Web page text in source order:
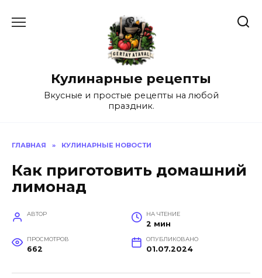
Кулинарные рецепты
Вкусные и простые рецепты на любой
праздник.
ГЛАВНАЯ » КУЛИНАРНЫЕ НОВОСТИ
Как приготовить домашний
лимонад
АВТОР НА ЧТЕНИЕ
2 мин
ПРОСМОТРОВ
662
ОПУБЛИКОВАНО
01.07.2024